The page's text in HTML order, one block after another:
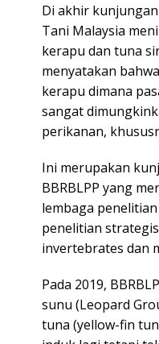
Di akhir
Tani Malaysia
kerapu dan tuna
menyatakan
kerapu dimana
sangat
perikanan,
Ini merupakan
BBRBLPP yang
lembaga
penelitian
invertebrates dan
Pada 2019,
sunu (Leopard
tuna (yellow-fin